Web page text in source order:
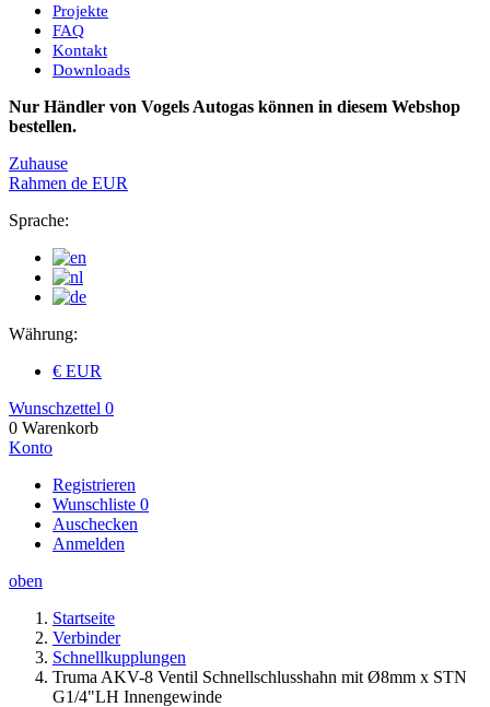
Projekte
FAQ
Kontakt
Downloads
Nur Händler von Vogels Autogas können in diesem Webshop
bestellen.
Zuhause
Rahmen de EUR
Sprache:
Währung:
€ EUR
Wunschzettel 0
0 Warenkorb
Konto
Registrieren
Wunschliste 0
Auschecken
Anmelden
oben
Startseite
Verbinder
Schnellkupplungen
Truma AKV-8 Ventil Schnellschlusshahn mit Ø8mm x STN
G1/4"LH Innengewinde